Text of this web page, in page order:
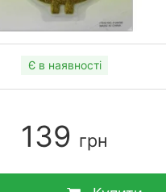
Є в наявності
139 грн